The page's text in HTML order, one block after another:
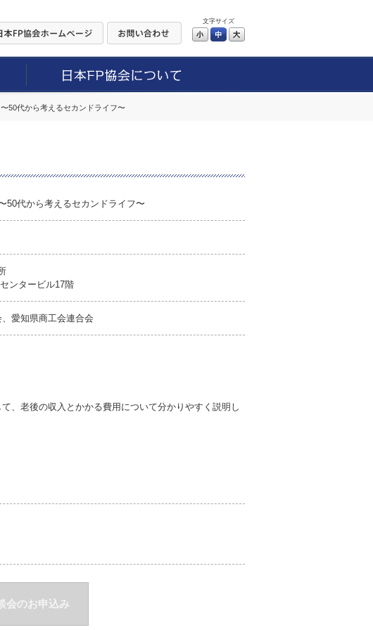
文字サイズ
小 中
50代から考えるセカンドライフ〜
50代から考えるセカンドライフ〜
ンタービル17階
愛知県商工会連合会
、老後の収入とかかる費用について分かりやすく説明し
会のお申込み